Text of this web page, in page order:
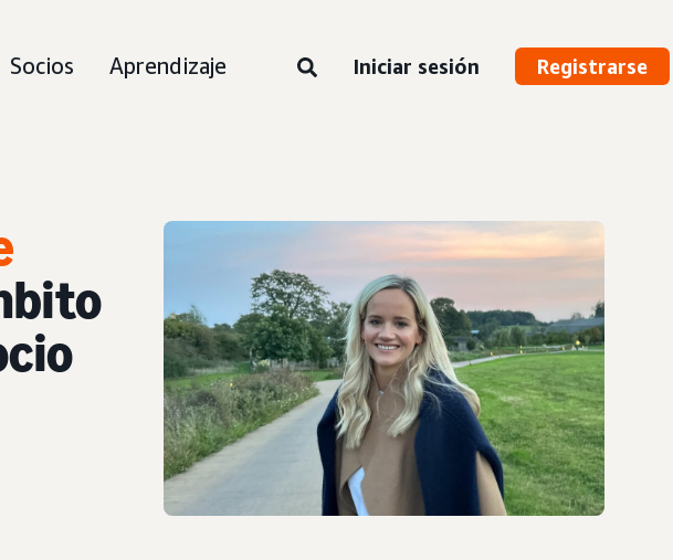
Socios Aprendizaje Iniciar sesión Registrarse